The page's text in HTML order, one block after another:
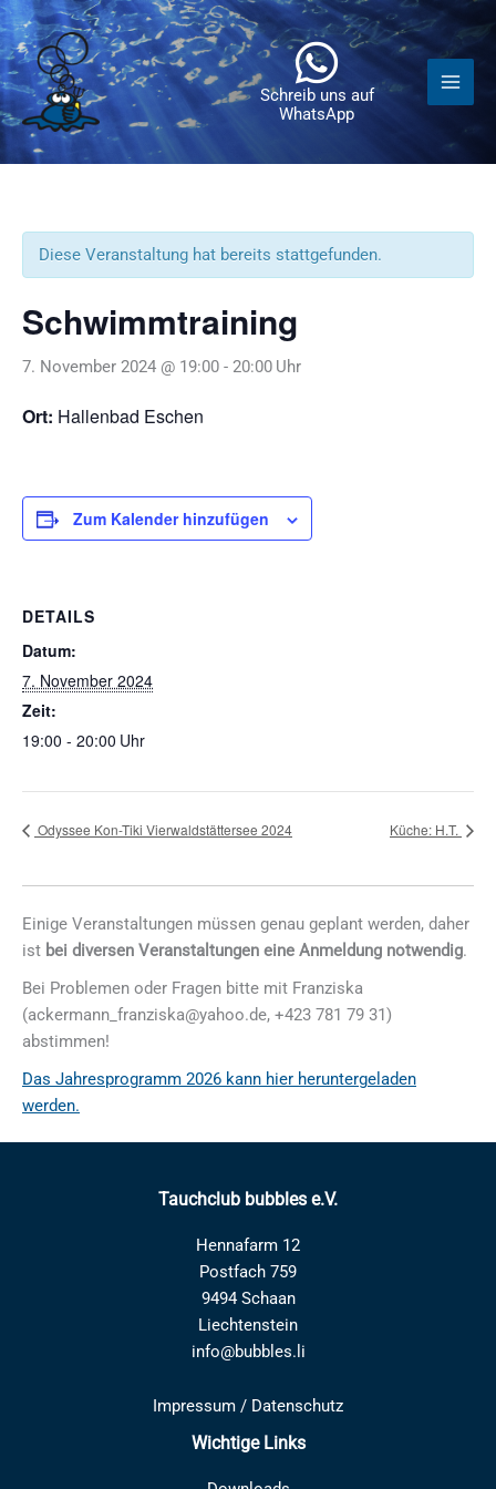
Zum
Inhalt
springen
Schreib uns auf
WhatsApp
Diese Veranstaltung hat bereits stattgefunden.
Schwimmtraining
7. November 2024 @ 19:00 - 20:00
Ort: Hallenbad Eschen
Zum Kalender hinzufügen
DETAILS
Datum:
7. November 2024
Zeit:
19:00 - 20:00
Odyssee Kon-Tiki Vierwaldstättersee 2024 Küche: H.T.
Einige Veranstaltungen müssen genau geplant werden, daher
ist bei diversen Veranstaltungen eine Anmeldung notwendig.
Bei Problemen oder Fragen bitte mit Franziska
(ackermann_franziska@yahoo.de, +423 781 79 31)
abstimmen!
Das Jahresprogramm 2026 kann hier heruntergeladen
werden.
Tauchclub bubbles e.V.
Hennafarm 12
Postfach 759
9494 Schaan
Liechtenstein
info@bubbles.li
Impressum / Datenschutz
Wichtige Links